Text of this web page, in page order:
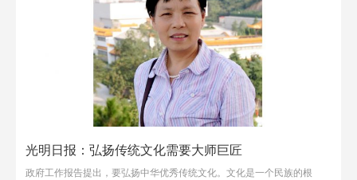
光明日报：弘扬传统文化需要大师巨匠
政府工作报告提出，要弘扬中华优秀传统文化。文化是一个民族的根